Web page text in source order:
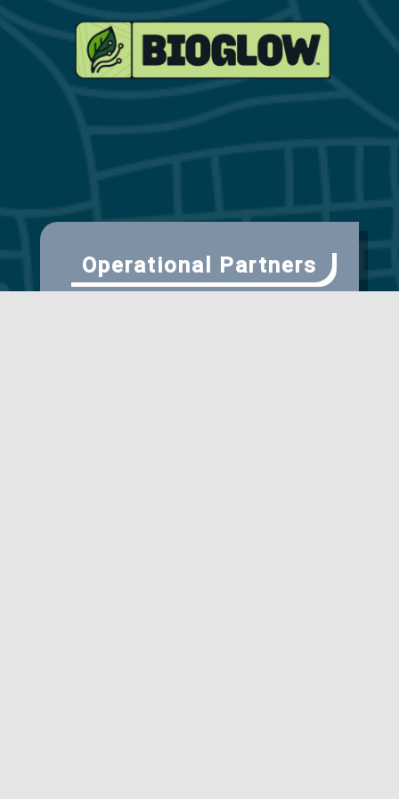
Operational Partners